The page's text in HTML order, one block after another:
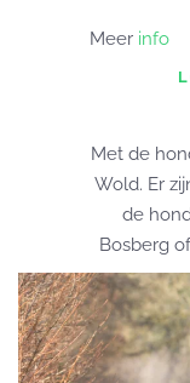
Meer info
Met de
Wold. Er
de
Bosberg